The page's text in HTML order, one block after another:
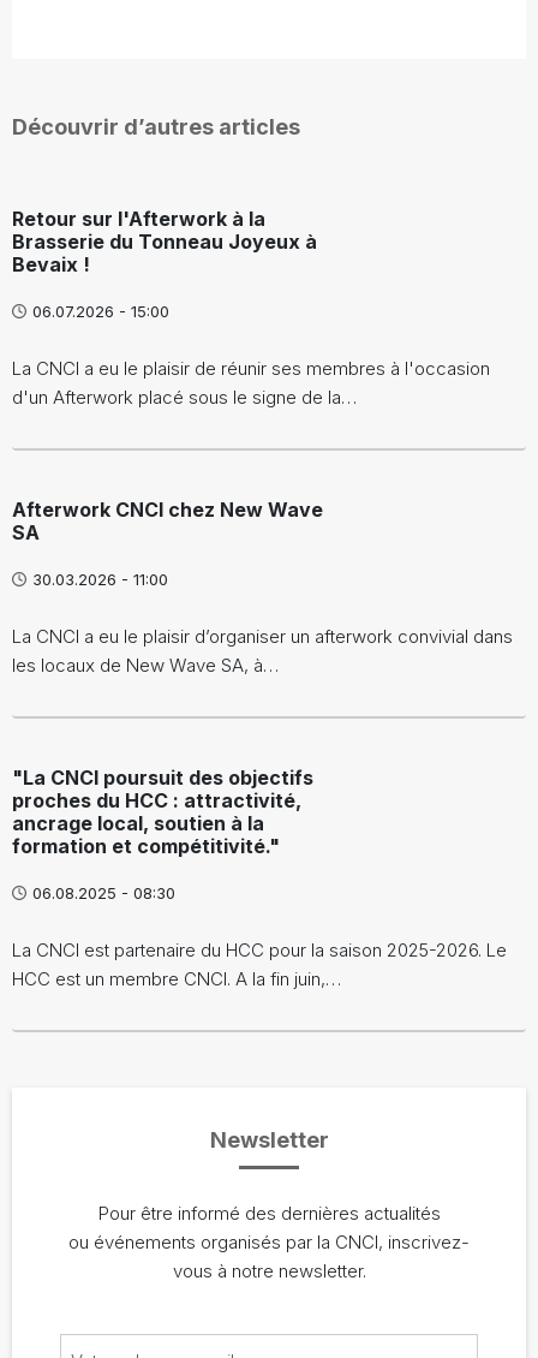
Découvrir d’autres articles
Retour sur l'Afterwork à la
Brasserie du Tonneau Joyeux à
Bevaix !
06.07.2026 - 15:00
La CNCI a eu le plaisir de réunir ses membres à l'occasion
d'un Afterwork placé sous le signe de la…
Afterwork CNCI chez New Wave
SA
30.03.2026 - 11:00
La CNCI a eu le plaisir d’organiser un afterwork convivial dans
les locaux de New Wave SA, à…
"La CNCI poursuit des objectifs
proches du HCC : attractivité,
ancrage local, soutien à la
formation et compétitivité."
06.08.2025 - 08:30
La CNCI est partenaire du HCC pour la saison 2025-2026. Le
HCC est un membre CNCI. A la fin juin,…
Newsletter
Pour être informé des dernières actualités
ou événements organisés par la CNCI, inscrivez-
vous à notre newsletter.